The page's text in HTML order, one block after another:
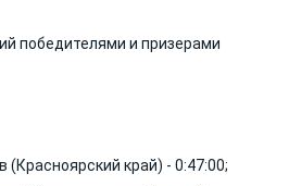
победителями и призерами
(Красноярский край) - 0:47:00;